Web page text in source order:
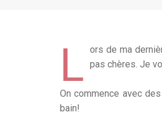
L ors de ma
pas chères. Je
On commence avec
bain!